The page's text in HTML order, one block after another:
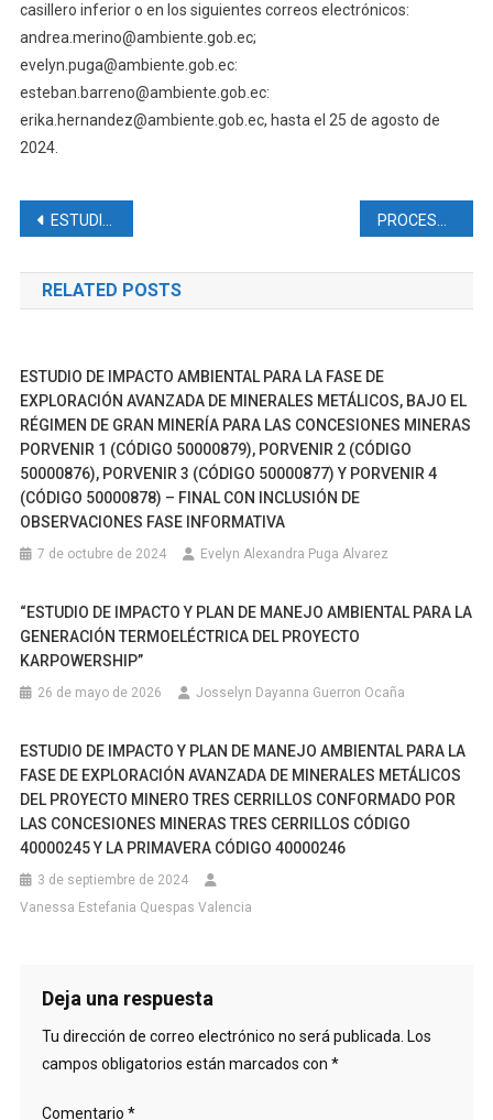
casillero inferior o en los siguientes correos electrónicos:
andrea.merino@ambiente.gob.ec;
evelyn.puga@ambiente.gob.ec:
esteban.barreno@ambiente.gob.ec:
erika.hernandez@ambiente.gob.ec, hasta el 25 de agosto de
2024.
Navegación
de
entradas
ESTUDIO DE IMPACTO AMBIENTAL PARA LA FASE DE EXPLORACIÓN AVANZADA DE MINERALES METÁLICOS, BAJO EL RÉGIMEN DE GRAN MINERÍA PARA EL ÁREA OPERATIVA DE LA CONCESIÓN MINERA PANANTZA (CÓDIGO 102212)
RELATED POSTS
ESTUDIO DE IMPACTO AMBIENTAL PARA LA FASE DE
EXPLORACIÓN AVANZADA DE MINERALES METÁLICOS, BAJO EL
RÉGIMEN DE GRAN MINERÍA PARA LAS CONCESIONES MINERAS
PORVENIR 1 (CÓDIGO 50000879), PORVENIR 2 (CÓDIGO
50000876), PORVENIR 3 (CÓDIGO 50000877) Y PORVENIR 4
(CÓDIGO 50000878) – FINAL CON INCLUSIÓN DE
OBSERVACIONES FASE INFORMATIVA
7 de octubre de 2024 Evelyn Alexandra Puga Alvarez
“ESTUDIO DE IMPACTO Y PLAN DE MANEJO AMBIENTAL PARA LA
GENERACIÓN TERMOELÉCTRICA DEL PROYECTO
KARPOWERSHIP”
26 de mayo de 2026 Josselyn Dayanna Guerron Ocaña
ESTUDIO DE IMPACTO Y PLAN DE MANEJO AMBIENTAL PARA LA
FASE DE EXPLORACIÓN AVANZADA DE MINERALES METÁLICOS
DEL PROYECTO MINERO TRES CERRILLOS CONFORMADO POR
LAS CONCESIONES MINERAS TRES CERRILLOS CÓDIGO
40000245 Y LA PRIMAVERA CÓDIGO 40000246
3 de septiembre de 2024
Vanessa Estefania Quespas Valencia
Deja una respuesta
Tu dirección de correo electrónico no será publicada. Los
campos obligatorios están marcados con *
Comentario *